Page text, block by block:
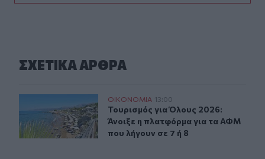
ΣΧΕΤΙΚA AΡΘΡΑ
Τουρισμός για Όλους 2026: Άνοιξε η πλατφόρμα για
ΟΙΚΟΝΟΜΙΑ 13:00
Τουρισμός για Όλους 2026:
Τουρισμός για Όλους 2026:
Άνοιξε η πλατφόρμα για τα ΑΦΜ
που λήγουν σε 7 ή 8